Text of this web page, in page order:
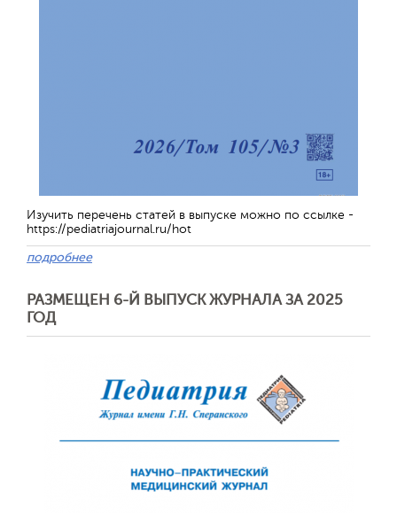
Изучить перечень статей в выпуске можно по ссылке -
https://pediatriajournal.ru/hot
подробнее
РАЗМЕЩЕН 6-Й ВЫПУСК ЖУРНАЛА ЗА 2025
ГОД
Обратная